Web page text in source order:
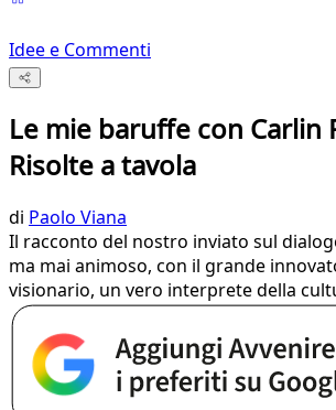
Idee e Commenti
Le mie baruffe con Carlin
Risolte a tavola
di Paolo Viana
Il racconto del nostro inviato sul
ma mai animoso, con il grande
visionario, un vero interprete della